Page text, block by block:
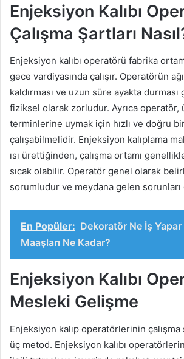
Enjeksiyon Kalıbı
Çalışma Şartları
Enjeksiyon kalıbı operatörü fabrika
gece vardiyasında çalışır. Operatörün
kaldırması ve uzun süre ayakta
fiziksel olarak zorludur. Ayrıca operatör,
terminlerine uymak için hızlı ve doğru
çalışabilmelidir. Enjeksiyon kalıplama
ısı ürettiğinden, çalışma ortamı
sıcak olabilir. Operatör genel olarak
sorumludur ve meydana gelen
En Popüler: Dekoratör Ne İş Yapar
Maaşları Ne Kadar?
Enjeksiyon Kalıbı
Mesleki Gelişme
Enjeksiyon kalıp operatörlerinin
üç metod. Enjeksiyon kalıbı